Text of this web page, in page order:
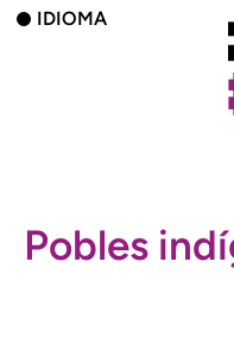
IDIOMA
Pobles